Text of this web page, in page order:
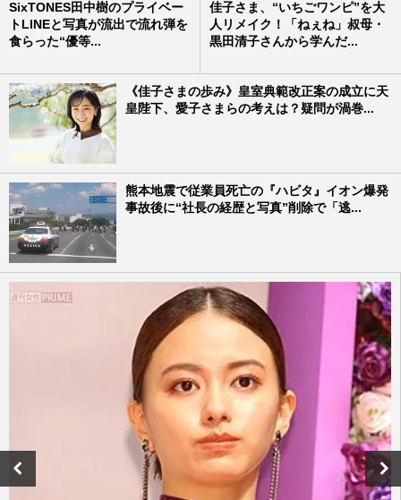
SixTONES田中樹のプライベー
トLINEと写真が流出で流れ弾を
食らった“優等...
佳子さま、“いちごワンピ”を大
人リメイク！「ねぇね」叔母・
黒田清子さんから学んだ...
《佳子さまの歩み》皇室典範改正案の成立に天
皇陛下、愛子さまらの考えは？疑問が渦巻...
熊本地震で従業員死亡の『ハビタ』イオン爆発
事故後に“社長の経歴と写真”削除で「逃...